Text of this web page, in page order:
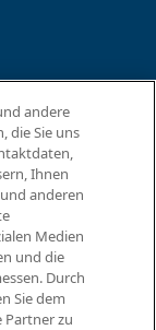
GeneXpert®,
die in den USA
sind.
andere
die Sie uns
Ihnen
anderen
Medien
und die
Durch
Sie dem
Partner zu